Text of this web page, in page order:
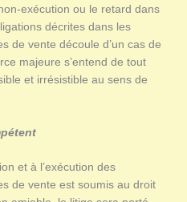
exécution ou le retard dans
décrites dans les
de vente découle d’un cas de
majeure s’entend de tout
et irrésistible au sens de
et à l’exécution des
de vente est soumis au droit